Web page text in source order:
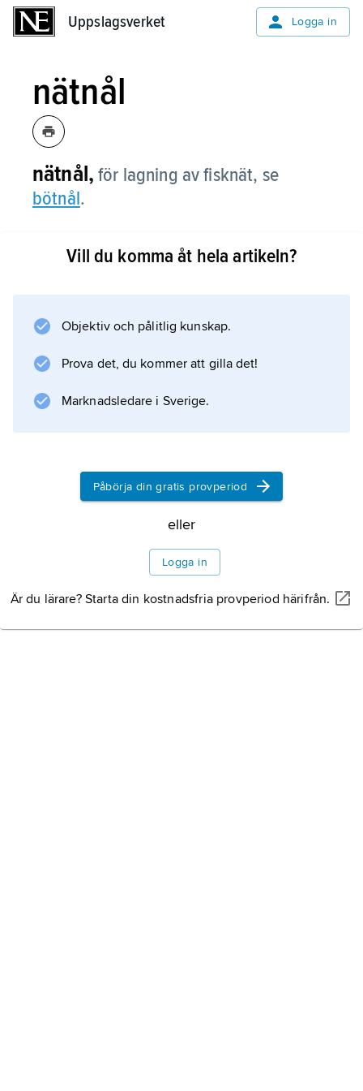
Uppslagsverket Logga in
nätnål
nätnål, för lagning av fisknät, se
bötnål.
Vill du komma åt hela artikeln?
Objektiv och pålitlig kunskap.
Prova det, du kommer att gilla det!
Marknadsledare i Sverige.
Påbörja din gratis provperiod
eller
Logga in
Är du lärare? Starta din kostnadsfria provperiod härifrån.